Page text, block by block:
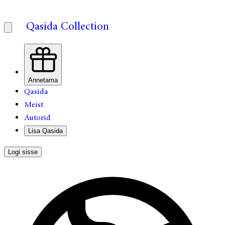
Qasida Collection
Annetama
Qasida
Meist
Autorid
Lisa Qasida
Logi sisse